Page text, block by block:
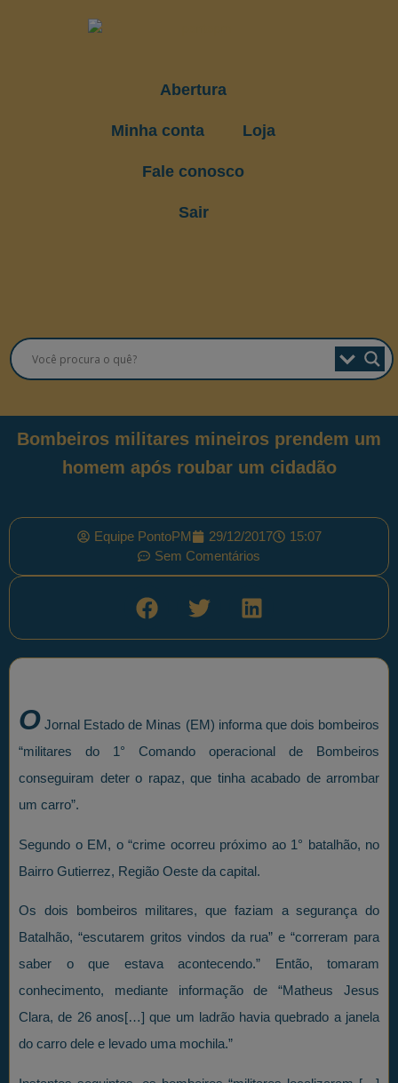
Abertura
Minha conta Loja
Fale conosco
Sair
Bombeiros militares mineiros prendem um
homem após roubar um cidadão
Equipe PontoPM 29/12/2017
15:07
Sem Comentários
O Jornal Estado de Minas (EM) informa que dois bombeiros
“militares do 1° Comando operacional de Bombeiros
conseguiram deter o rapaz, que tinha acabado de arrombar
um carro”.
Segundo o EM, o “crime ocorreu próximo ao 1° batalhão, no
Bairro Gutierrez, Região Oeste da capital.
Os dois bombeiros militares, que faziam a segurança do
Batalhão, “escutarem gritos vindos da rua” e “correram para
saber o que estava acontecendo.” Então, tomaram
conhecimento, mediante informação de “Matheus Jesus
Clara, de 26 anos[…] que um ladrão havia quebrado a janela
do carro dele e levado uma mochila.”